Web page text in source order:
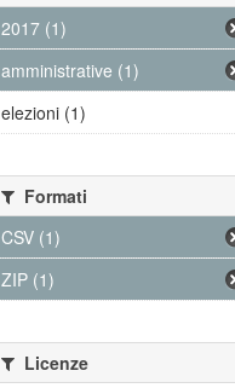
2017 (1)
amministrative (1)
elezioni (1)
Formati
CSV (1)
ZIP (1)
Licenze